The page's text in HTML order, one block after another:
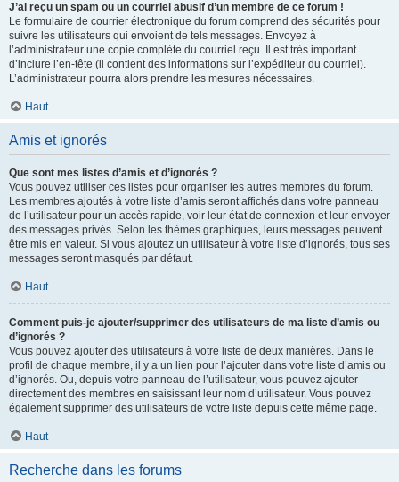
J’ai reçu un spam ou un courriel abusif d’un membre de ce forum !
Le formulaire de courrier électronique du forum comprend des sécurités pour
suivre les utilisateurs qui envoient de tels messages. Envoyez à
l’administrateur une copie complète du courriel reçu. Il est très important
d’inclure l’en-tête (il contient des informations sur l’expéditeur du courriel).
L’administrateur pourra alors prendre les mesures nécessaires.
Haut
Amis et ignorés
Que sont mes listes d’amis et d’ignorés ?
Vous pouvez utiliser ces listes pour organiser les autres membres du forum.
Les membres ajoutés à votre liste d’amis seront affichés dans votre panneau
de l’utilisateur pour un accès rapide, voir leur état de connexion et leur envoyer
des messages privés. Selon les thèmes graphiques, leurs messages peuvent
être mis en valeur. Si vous ajoutez un utilisateur à votre liste d’ignorés, tous ses
messages seront masqués par défaut.
Haut
Comment puis-je ajouter/supprimer des utilisateurs de ma liste d’amis ou
d’ignorés ?
Vous pouvez ajouter des utilisateurs à votre liste de deux manières. Dans le
profil de chaque membre, il y a un lien pour l’ajouter dans votre liste d’amis ou
d’ignorés. Ou, depuis votre panneau de l’utilisateur, vous pouvez ajouter
directement des membres en saisissant leur nom d’utilisateur. Vous pouvez
également supprimer des utilisateurs de votre liste depuis cette même page.
Haut
Recherche dans les forums